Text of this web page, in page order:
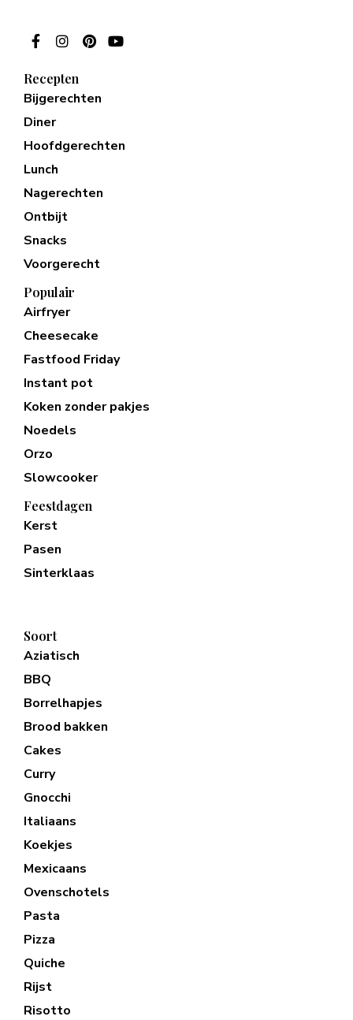
Recepten
Bijgerechten
Diner
Hoofdgerechten
Lunch
Nagerechten
Ontbijt
Snacks
Voorgerecht
Populair
Airfryer
Cheesecake
Fastfood Friday
Instant pot
Koken zonder pakjes
Noedels
Orzo
Slowcooker
Feestdagen
Kerst
Pasen
Sinterklaas
Soort
Aziatisch
BBQ
Borrelhapjes
Brood bakken
Cakes
Curry
Gnocchi
Italiaans
Koekjes
Mexicaans
Ovenschotels
Pasta
Pizza
Quiche
Rijst
Risotto